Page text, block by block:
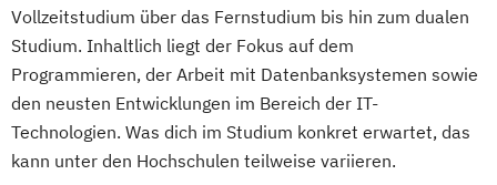
Vollzeitstudium über das Fernstudium bis hin zum dualen
Studium. Inhaltlich liegt der Fokus auf dem
Programmieren, der Arbeit mit Datenbanksystemen sowie
den neusten Entwicklungen im Bereich der IT-
Technologien. Was dich im Studium konkret erwartet, das
kann unter den Hochschulen teilweise variieren.